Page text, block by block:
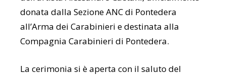
donata dalla Sezione ANC di Pontedera
all’Arma dei Carabinieri e destinata alla
Compagnia Carabinieri di Pontedera.
La cerimonia si è aperta con il saluto del